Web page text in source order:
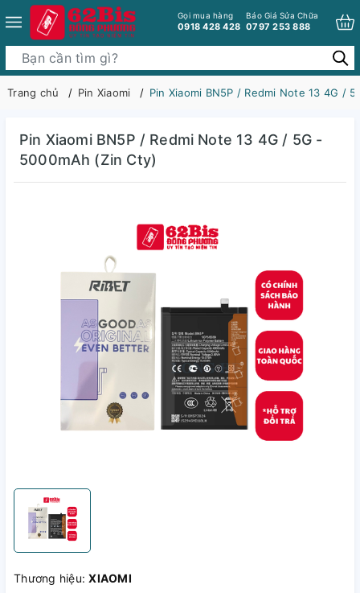
Gọi mua hàng
0918 428 428
Báo Giá Sửa Chữa
0797 253 888
Trang chủ Pin Xiaomi Pin Xiaomi BN5P / Redmi Note 13 4G /
Pin Xiaomi BN5P / Redmi Note 13 4G / 5G -
5000mAh (Zin Cty)
Thương hiệu:XIAOMI